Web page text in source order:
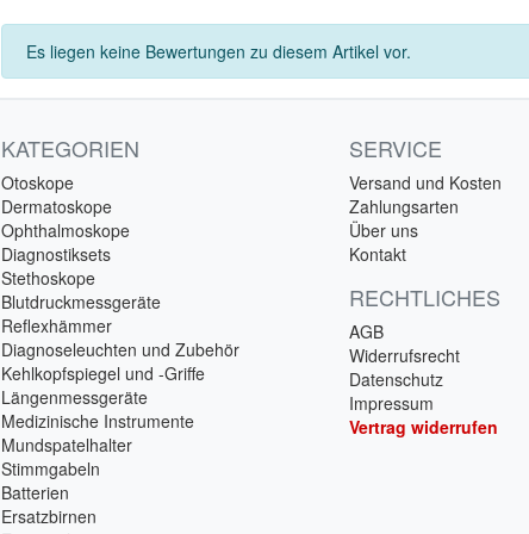
Es liegen keine Bewertungen zu diesem Artikel vor.
KATEGORIEN
Otoskope
Dermatoskope
Ophthalmoskope
Diagnostiksets
Stethoskope
Blutdruckmessgeräte
Reflexhämmer
Diagnoseleuchten und Zubehör
Kehlkopfspiegel und -Griffe
Längenmessgeräte
Medizinische Instrumente
Mundspatelhalter
Stimmgabeln
Batterien
Ersatzbirnen
SERVICE
Versand und Kosten
Zahlungsarten
Über uns
Kontakt
RECHTLICHES
AGB
Widerrufsrecht
Datenschutz
Impressum
Vertrag widerrufen